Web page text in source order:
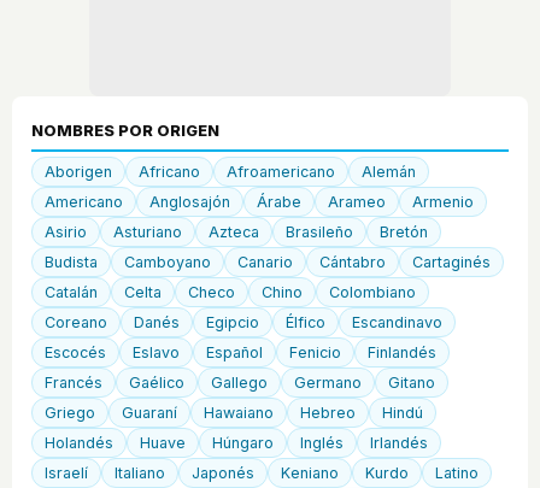
NOMBRES POR ORIGEN
Aborigen Africano Afroamericano
Alemán
Americano
Anglosajón Árabe Arameo
Armenio
Asirio
Asturiano Azteca Brasileño
Bretón
Budista
Camboyano Canario Cántabro
Cartaginés
Catalán
Celta Checo Chino
Colombiano
Coreano
Danés Egipcio Élfico
Escandinavo
Escocés
Eslavo Español Fenicio
Finlandés
Francés
Gaélico Gallego Germano
Gitano
Griego
Guaraní Hawaiano Hebreo
Hindú
Holandés
Huave Húngaro Inglés
Irlandés
Israelí
Italiano Japonés Keniano Kurdo
Latino